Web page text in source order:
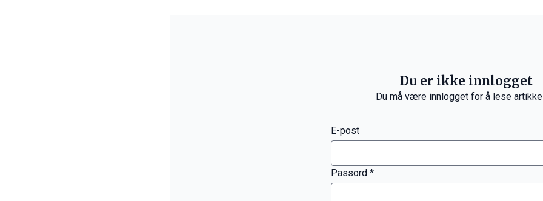
Du er ikke innlogget
Du må være innlogget for å lese
E-post
Passord *